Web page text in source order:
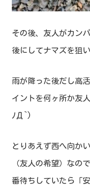
その後、友人がカン
後にしてナマズを狙
雨が降った後だし高
イントを何ヶ所か友
ﾉД`)
とりあえず西へ向か
（友人の希望）なの
番待ちしていたら「